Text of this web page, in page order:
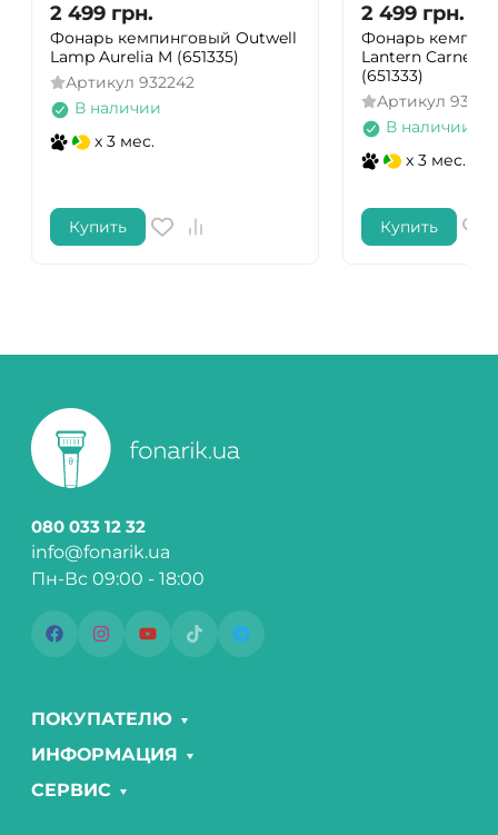
2 499 грн.
Фонарь кемпинговый Outwell
Lamp Aurelia M (651335)
Артикул 932242
В наличии
x 3 мес.
Купить
2 499 грн.
Фонарь
Lantern
(651333)
Артикул
В наличии
x 3 мес.
Купить
080 033 12 32
info@fonarik.ua
Пн-Вс 09:00 - 18:00
ПОКУПАТЕЛЮ
ИНФОРМАЦИЯ
СЕРВИС